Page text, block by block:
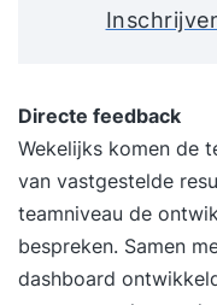
Directe feedback
Wekelijks komen de
van vastgestelde
teamniveau de
bespreken. Samen
dashboard